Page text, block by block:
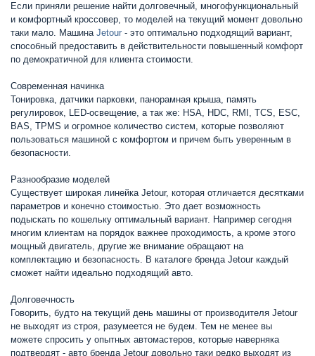
Если приняли решение найти долговечный, многофункциональный
и комфортный кроссовер, то моделей на текущий момент довольно
таки мало. Машина Jetour - это оптимально подходящий вариант,
способный предоставить в действительности повышенный комфорт
по демократичной для клиента стоимости.
Современная начинка
Тонировка, датчики парковки, панорамная крыша, память
регулировок, LED-освещение, а так же: HSA, HDC, RMI, TCS, ESC,
BAS, TPMS и огромное количество систем, которые позволяют
пользоваться машиной с комфортом и причем быть уверенным в
безопасности.
Разнообразие моделей
Существует широкая линейка Jetour, которая отличается десятками
параметров и конечно стоимостью. Это дает возможность
подыскать по кошельку оптимальный вариант. Например сегодня
многим клиентам на порядок важнее проходимость, а кроме этого
мощный двигатель, другие же внимание обращают на
комплектацию и безопасность. В каталоге бренда Jetour каждый
сможет найти идеально подходящий авто.
Долговечность
Говорить, будто на текущий день машины от производителя Jetour
не выходят из строя, разумеется не будем. Тем не менее вы
можете спросить у опытных автомастеров, которые наверняка
подтвердят - авто бренда Jetour довольно таки редко выходят из